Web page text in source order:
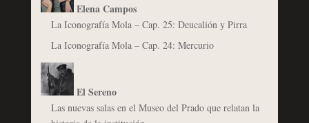
Elena Campos
La Iconografía Mola – Cap. 25: Deucalión y Pirra
La Iconografía Mola – Cap. 24: Mercurio
El Sereno
Las nuevas salas en el Museo del Prado que relatan la